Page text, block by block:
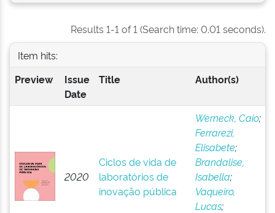
Results 1-1 of 1 (Search time: 0.01 seconds).
Item hits:
Preview
Issue
Date
Title Author(s)
2020
Ciclos de vida de
laboratórios de
inovação pública
Werneck, Caio;
Ferrarezi,
Elisabete;
Brandalise,
Isabella;
Vaqueiro,
Lucas;